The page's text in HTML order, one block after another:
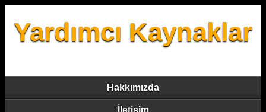
Yardımcı Kaynaklar
Hakkımızda
İletişim